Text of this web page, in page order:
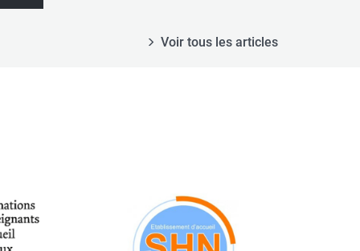
Voir tous les articles